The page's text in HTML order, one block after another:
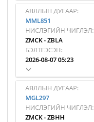
АЯЛЛЫН ДУГААР:
MML851
НИСЛЭГИЙН ЧИГЛЭЛ:
ZMCK-ZBLA
БЭЛТГЭСЭН:
2026-08-07 05:23
АЯЛЛЫН ДУГААР:
MGL297
НИСЛЭГИЙН ЧИГЛЭЛ:
ZMCK-ZBHH